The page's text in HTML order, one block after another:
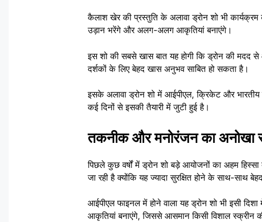
कैलाश खेर की प्रस्तुति के अलावा ड्रोन शो भी
उड़ान भरेंगे और अलग-अलग आकृतियां बनाएंगे।
इस शो की सबसे खास बात यह होगी कि ड्रोन की मदद
दर्शकों के लिए बेहद खास अनुभव साबित हो सकता है।
इसके अलावा ड्रोन शो में आईपीएल, क्रिकेट और
कई दिनों से इसकी तैयारी में जुटी हुई है।
तकनीक और मनोरंजन का अनोखा
पिछले कुछ वर्षों में ड्रोन शो बड़े आयोजनों का अहम
जा रही है क्योंकि यह ज्यादा सुरक्षित होने के साथ-साथ
आईपीएल फाइनल में होने वाला यह ड्रोन शो भी इसी
आकृतियां बनाएंगे, जिससे आसमान किसी विशाल स्क्रीन